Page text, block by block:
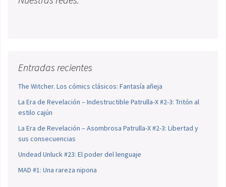
Entradas recientes
The Witcher. Los cómics clásicos: Fantasía añeja
La Era de Revelación – Indestructible Patrulla-X #2-3: Tritón al
estilo cajún
La Era de Revelación – Asombrosa Patrulla-X #2-3: Libertad y
sus consecuencias
Undead Unluck #23: El poder del lenguaje
MAD #1: Una rareza nipona